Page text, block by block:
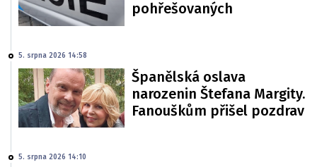
pohřešovaných
5. srpna 2026 14:58
Španělská oslava
narozenin Štefana Margity.
Fanouškům přišel pozdrav
5. srpna 2026 14:10